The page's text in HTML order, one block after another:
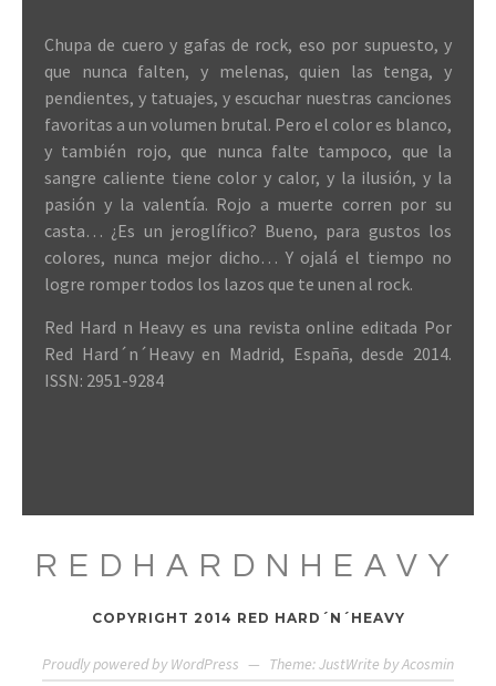
Chupa de cuero y gafas de rock, eso por supuesto, y
que nunca falten, y melenas, quien las tenga, y
pendientes, y tatuajes, y escuchar nuestras canciones
favoritas a un volumen brutal. Pero el color es blanco,
y también rojo, que nunca falte tampoco, que la
sangre caliente tiene color y calor, y la ilusión, y la
pasión y la valentía. Rojo a muerte corren por su
casta… ¿Es un jeroglífico? Bueno, para gustos los
colores, nunca mejor dicho… Y ojalá el tiempo no
logre romper todos los lazos que te unen al rock.
Red Hard n Heavy es una revista online editada Por
Red Hard´n´Heavy en Madrid, España, desde 2014.
ISSN: 2951-9284
REDHARDNHEAVY
COPYRIGHT 2014 RED HARD´N´HEAVY
Proudly powered by WordPress — Theme: JustWrite byAcosmin